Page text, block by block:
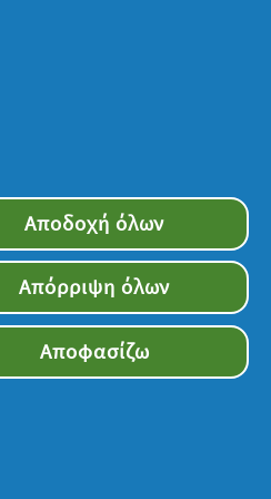
Αποδοχή όλων
Απόρριψη όλων
Αποφασίζω